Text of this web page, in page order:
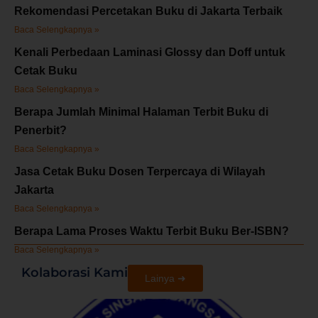
Rekomendasi Percetakan Buku di Jakarta Terbaik
Baca Selengkapnya »
Kenali Perbedaan Laminasi Glossy dan Doff untuk
Cetak Buku
Baca Selengkapnya »
Berapa Jumlah Minimal Halaman Terbit Buku di
Penerbit?
Baca Selengkapnya »
Jasa Cetak Buku Dosen Terpercaya di Wilayah
Jakarta
Baca Selengkapnya »
Berapa Lama Proses Waktu Terbit Buku Ber-ISBN?
Baca Selengkapnya »
Kolaborasi Kami Lainya ➜